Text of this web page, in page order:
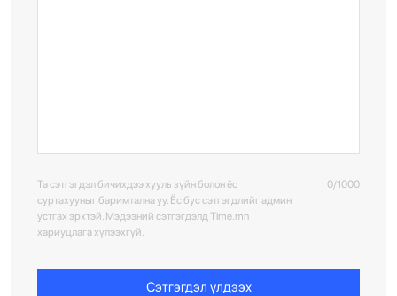
Та сэтгэгдэл бичихдээ хууль зүйн болон ёс
суртахууныг баримтална уу. Ёс бус сэтгэгдлийг админ
устгах эрхтэй. Мэдээний сэтгэгдэлд Time.mn
хариуцлага хүлээхгүй.
0/1000
Сэтгэгдэл үлдээх